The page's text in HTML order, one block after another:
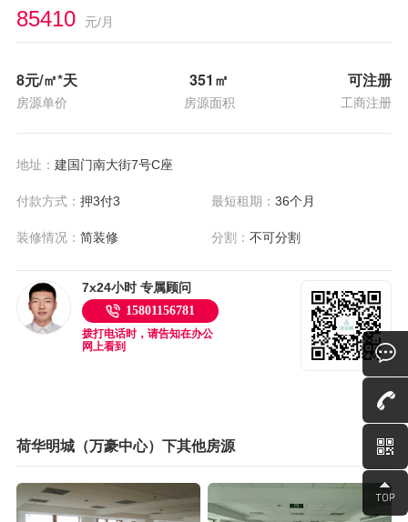
85410 元/月
8元/㎡*天
房源单价
351 ㎡
房源面积
可注册
工商注册
地址： 建国门南大街7号C座
付款方式： 押3付3 最短租期：36个月
装修情况： 简装修 分割：不可分割
7x24小时 专属顾问
15801156781
拨打电话时，请告知在办公
网上看到
荷华明城（万豪中心）下其他房源